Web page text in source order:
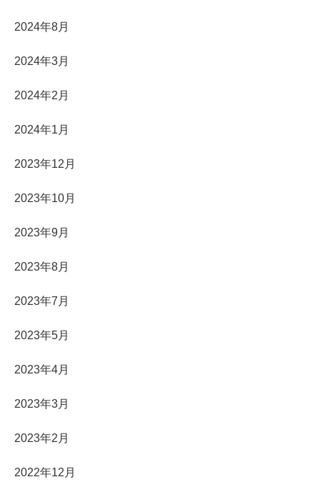
2024年8月
2024年3月
2024年2月
2024年1月
2023年12月
2023年10月
2023年9月
2023年8月
2023年7月
2023年5月
2023年4月
2023年3月
2023年2月
2022年12月